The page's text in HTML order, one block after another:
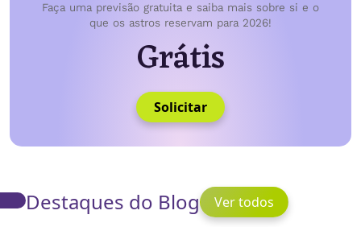
Faça uma previsão gratuita e saiba mais sobre si e o
que os astros reservam para 2026!
Grátis
Solicitar
Destaques do Blog Ver todos